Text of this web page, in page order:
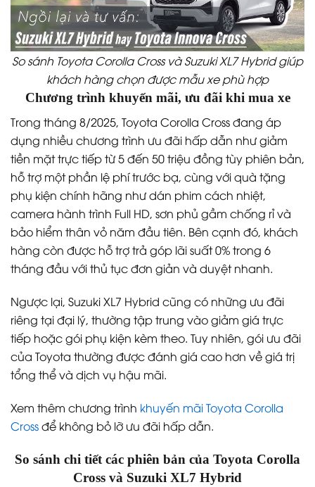
So sánh Toyota Corolla Cross và Suzuki XL7 Hybrid giúp
khách hàng chọn được mẫu xe phù hợp
Chương trình khuyến mãi, ưu đãi khi mua xe
Trong tháng 8/2025, Toyota Corolla Cross đang áp
dụng nhiều chương trình ưu đãi hấp dẫn như giảm
tiền mặt trực tiếp từ 5 đến 50 triệu đồng tùy phiên bản,
hỗ trợ một phần lệ phí trước bạ, cùng với quà tặng
phụ kiện chính hãng như dán phim cách nhiệt,
camera hành trình Full HD, sơn phủ gầm chống rỉ và
bảo hiểm thân vỏ năm đầu tiên. Bên cạnh đó, khách
hàng còn được hỗ trợ trả góp lãi suất 0% trong 6
tháng đầu với thủ tục đơn giản và duyệt nhanh.
Ngược lại, Suzuki XL7 Hybrid cũng có những ưu đãi
riêng tại đại lý, thường tập trung vào giảm giá trực
tiếp hoặc gói phụ kiện kèm theo. Tuy nhiên, gói ưu đãi
của Toyota thường được đánh giá cao hơn về giá trị
tổng thể và dịch vụ hậu mãi.
Xem thêm chương trình khuyến mãi Toyota Corolla
Crossđể không bỏ lỡ ưu đãi hấp dẫn.
So sánh chi tiết các phiên bản của Toyota Corolla
Cross và Suzuki XL7 Hybrid